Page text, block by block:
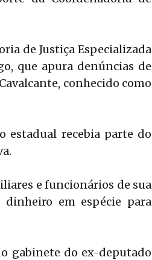
de Justiça Especializada
que apura denúncias de
conhecido como
estadual recebia parte do
e funcionários de sua
dinheiro em espécie para
gabinete do ex-deputado